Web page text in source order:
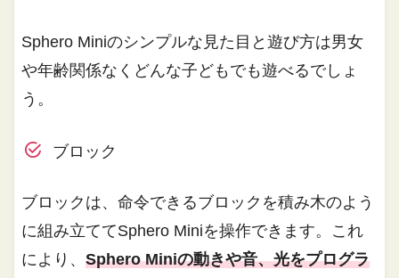
Sphero Miniのシンプルな見た目と遊び方は男女
や年齢関係なくどんな子どもでも遊べるでしょ
う。
ブロック
ブロックは、命令できるブロックを積み木のよう
に組み立ててSphero Miniを操作できます。これ
により、Sphero Miniの動きや音、光をプログラ